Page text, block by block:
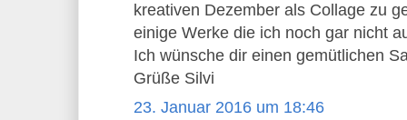
kreativen Dezember als Collage zu
einige Werke die ich noch gar nicht
Ich wünsche dir einen gemütlichen
Grüße Silvi
23. Januar 2016 um 18:46